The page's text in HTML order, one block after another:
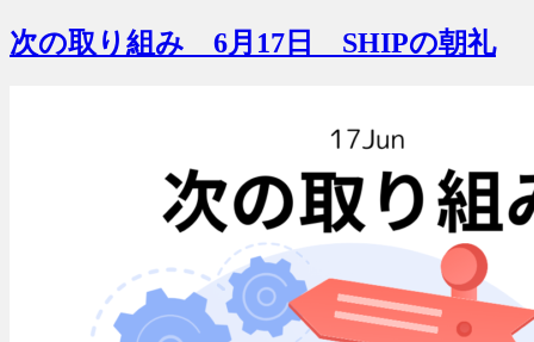
次の取り組み 6月17日 SHIPの朝礼